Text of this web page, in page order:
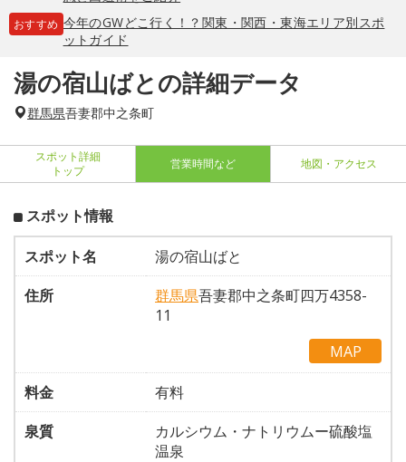
おすすめ 今年のGWどこ行く！？関東・関西・東海エリア別スポ
ットガイド
湯の宿山ばとの詳細データ
群馬県吾妻郡中之条町
スポット詳細
トップ
営業時間など 地図・アクセス
スポット情報
スポット名
湯の宿山ばと
住所
群馬県吾妻郡中之条町四万4358-
11
MAP
料金
有料
泉質
カルシウム・ナトリウムー硫酸塩
温泉